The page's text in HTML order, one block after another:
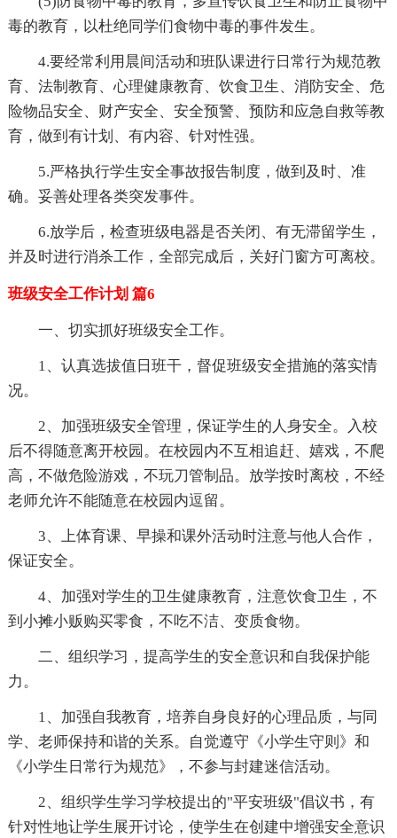
毒的教育，以杜绝同学们食物中毒的事件发生。
4.要经常利用晨间活动和班队课进行日常行为规范教
育、法制教育、心理健康教育、饮食卫生、消防安全、危
险物品安全、财产安全、安全预警、预防和应急自救等教
育，做到有计划、有内容、针对性强。
5.严格执行学生安全事故报告制度，做到及时、准
确。妥善处理各类突发事件。
6.放学后，检查班级电器是否关闭、有无滞留学生，
并及时进行消杀工作，全部完成后，关好门窗方可离校。
班级安全工作计划 篇6
一、切实抓好班级安全工作。
1、认真选拔值日班干，督促班级安全措施的落实情
况。
2、加强班级安全管理，保证学生的人身安全。入校
后不得随意离开校园。在校园内不互相追赶、嬉戏，不爬
高，不做危险游戏，不玩刀管制品。放学按时离校，不经
老师允许不能随意在校园内逗留。
3、上体育课、早操和课外活动时注意与他人合作，
保证安全。
4、加强对学生的卫生健康教育，注意饮食卫生，不
到小摊小贩购买零食，不吃不洁、变质食物。
二、组织学习，提高学生的安全意识和自我保护能
力。
1、加强自我教育，培养自身良好的心理品质，与同
学、老师保持和谐的关系。自觉遵守《小学生守则》和
《小学生日常行为规范》，不参与封建迷信活动。
2、组织学生学习学校提出的"平安班级"倡议书，有
针对性地让学生展开讨论，使学生在创建中增强安全意识